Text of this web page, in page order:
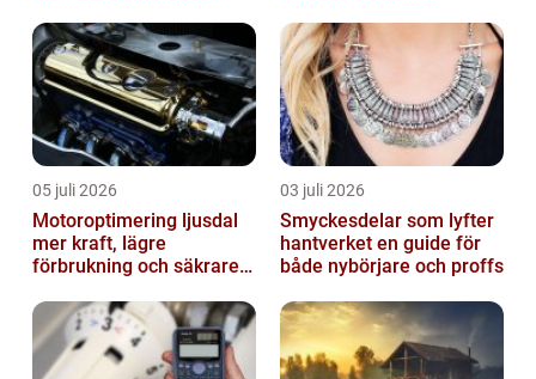
05 juli 2026
Motoroptimering ljusdal
mer kraft, lägre
förbrukning och säkrare
03 juli 2026
Smyckesdelar som lyfter
hantverket en guide för
både nybörjare och proffs